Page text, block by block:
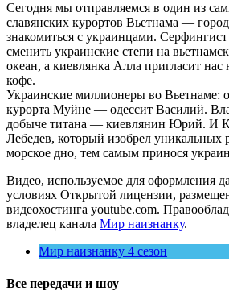
Сегодня мы отправляемся в один из
славянских курортов Вьетнама —
знакомиться с украинцами.
сменить украинские степи на
океан, а киевлянка Алла пригласит нас
кофе.
Украинские миллионеры во Вьетнаме:
курорта Муйне — одессит Василий.
добыче титана — киевлянин Юрий. И
Лебедев, который изобрел уникальных
морское дно, тем самым принося
Видео, используемое для оформления
условиях Открытой лицензии,
видеохостинга youtube.com.
владелец канала Мир наизнанку.
Мир наизнанку 4 сезон
Все передачи и шоу